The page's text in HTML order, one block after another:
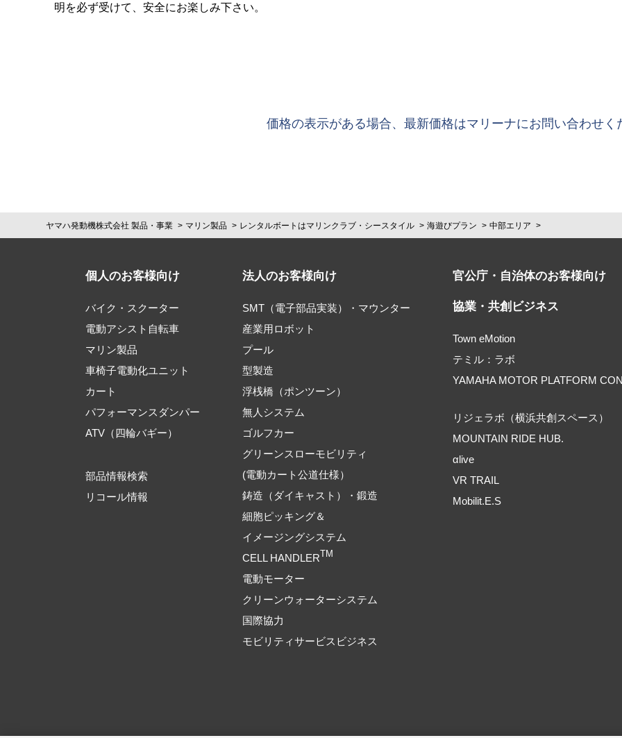
明を必ず受けて、安全にお楽しみ下さい。
価格の表示がある場合、最新価格はマリーナにお問い合わせく
ヤマハ発動機株式会社 製品・事業 マリン製品 レンタルボートはマリンクラブ・シースタイル 海遊びプラン 中部エリア
個人のお客様向け
バイク・スクーター
電動アシスト自転車
マリン製品
車椅子電動化ユニット
カート
パフォーマンスダンパー
ATV（四輪バギー）
部品情報検索
リコール情報
法人のお客様向け
SMT（電子部品実装）・マウンター
産業用ロボット
プール
型製造
浮桟橋（ポンツーン）
無人システム
ゴルフカー
グリーンスローモビリティ
(電動カート公道仕様）
鋳造（ダイキャスト）・鍛造
細胞ピッキング＆
イメージングシステム
CELL HANDLERTM
電動モーター
クリーンウォーターシステム
国際協力
モビリティサービスビジネス
官公庁・自治体のお客様向け
協業・共創ビジネス
Town eMotion
テミル：ラボ
YAMAHA MOTOR PLATFORM
リジェラボ（横浜共創スペース）
MOUNTAIN RIDE HUB.
αlive
VR TRAIL
Mobilit.E.S